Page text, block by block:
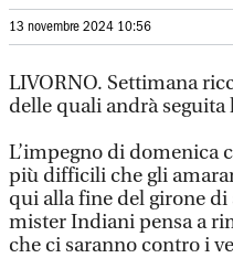
13 novembre 2024 10:56
LIVORNO. Settimana
delle quali andrà seguita
L’impegno di domenica
più difficili che gli
qui alla fine del girone
mister Indiani pensa a
che ci saranno contro i